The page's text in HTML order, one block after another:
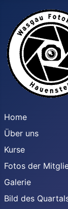
Home
Über uns
Kurse
Fotos der
Galerie
Bild des